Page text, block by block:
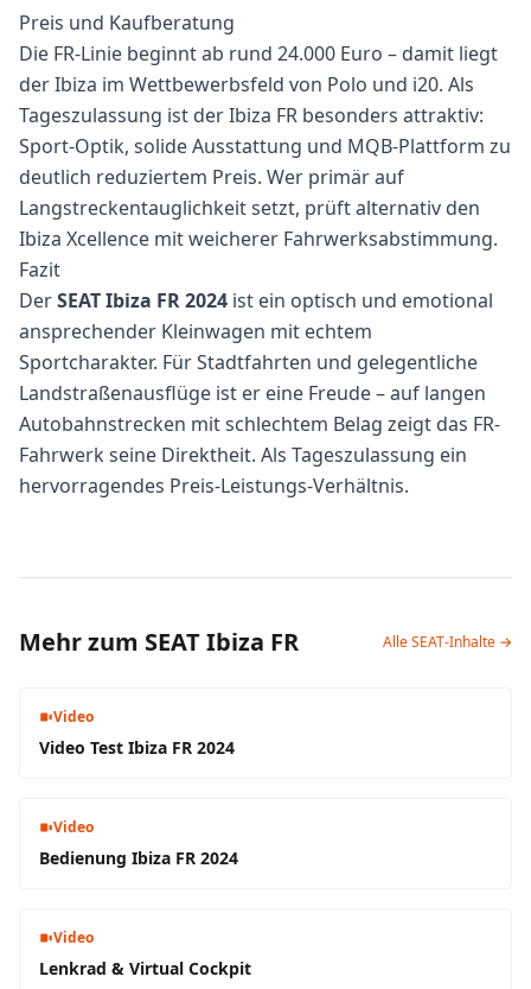
Preis und Kaufberatung
Die FR-Linie beginnt ab rund 24.000 Euro – damit liegt
der Ibiza im Wettbewerbsfeld von Polo und i20. Als
Tageszulassung ist der Ibiza FR besonders attraktiv:
Sport-Optik, solide Ausstattung und MQB-Plattform zu
deutlich reduziertem Preis. Wer primär auf
Langstreckentauglichkeit setzt, prüft alternativ den
Ibiza Xcellence mit weicherer Fahrwerksabstimmung.
Fazit
DerSEAT Ibiza FR 2024 ist ein optisch und emotional
ansprechender Kleinwagen mit echtem
Sportcharakter. Für Stadtfahrten und gelegentliche
Landstraßenausflüge ist er eine Freude – auf langen
Autobahnstrecken mit schlechtem Belag zeigt das FR-
Fahrwerk seine Direktheit. Als Tageszulassung ein
hervorragendes Preis-Leistungs-Verhältnis.
Mehr zum SEAT Ibiza FR Alle SEAT-Inhalte →
Video
Video Test Ibiza FR 2024
Video
Bedienung Ibiza FR 2024
Video
Lenkrad & Virtual Cockpit